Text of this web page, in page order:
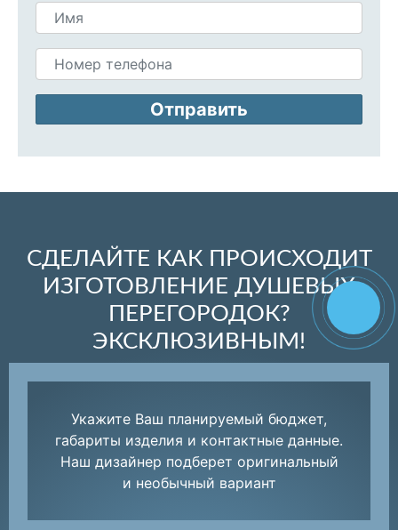
Отправить
СДЕЛАЙТЕ КАК ПРОИСХОДИТ
ИЗГОТОВЛЕНИЕ ДУШЕВЫХ
ПЕРЕГОРОДОК?
ЭКСКЛЮЗИВНЫМ!
Укажите Ваш планируемый бюджет,
габариты изделия и контактные данные.
Наш дизайнер подберет оригинальный
и необычный вариант